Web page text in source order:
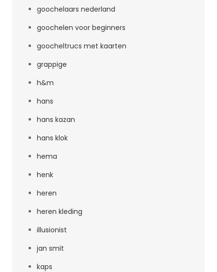
goochelaars nederland
goochelen voor beginners
goocheltrucs met kaarten
grappige
h&m
hans
hans kazan
hans klok
hema
henk
heren
heren kleding
illusionist
jan smit
kaps